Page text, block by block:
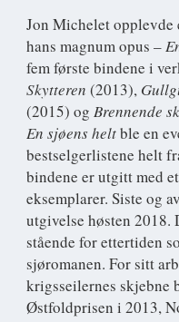
Jon Michelet opplevde
hans magnum opus –
fem første bindene i
Skytteren (2013),
(2015) og Brennende
En sjøens heltble en
bestselgerlistene helt
bindene er utgitt med
eksemplarer. Siste og
utgivelse høsten
stående for ettertiden
sjøromanen. For sitt
krigsseilernes
Østfoldprisen i 2013,